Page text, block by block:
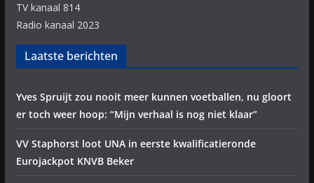
TV kanaal 814
Radio kanaal 2023
Laatste berichten
Yves Spruijt zou nooit meer kunnen voetballen, nu gloort
er toch weer hoop: “Mijn verhaal is nog niet klaar”
VV Staphorst loot UNA in eerste kwalificatieronde
Eurojackpot KNVB Beker